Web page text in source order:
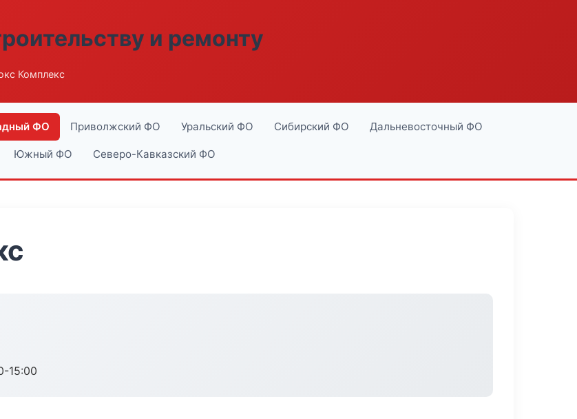
и ремонту
Комплекс
ФО Приволжский ФО Уральский ФО Сибирский ФО Дальневосточный ФО
Южный ФО Северо-Кавказский ФО
15:00